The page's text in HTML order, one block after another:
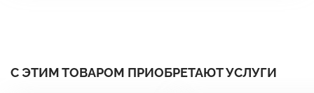
С ЭТИМ ТОВАРОМ ПРИОБРЕТАЮТ УСЛУГИ